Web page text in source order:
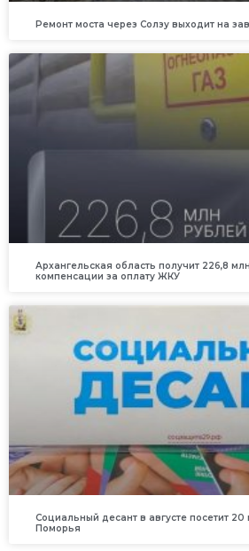
Ремонт моста через Солзу выходит на
Архангельская область получит 226,8
компенсации за оплату ЖКУ
Социальный десант в августе посетит 20
Поморья